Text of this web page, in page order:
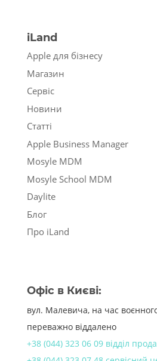
iLand
Apple для бізнесу
Магазин
Сервіс
Новини
Статті
Apple Business Manager
Mosyle MDM
Mosyle School MDM
Daylite
Блог
Про iLand
Офіс в Києві:
вул. Малевича, на час
переважно віддалено
+38 (044) 323 06 09 відділ